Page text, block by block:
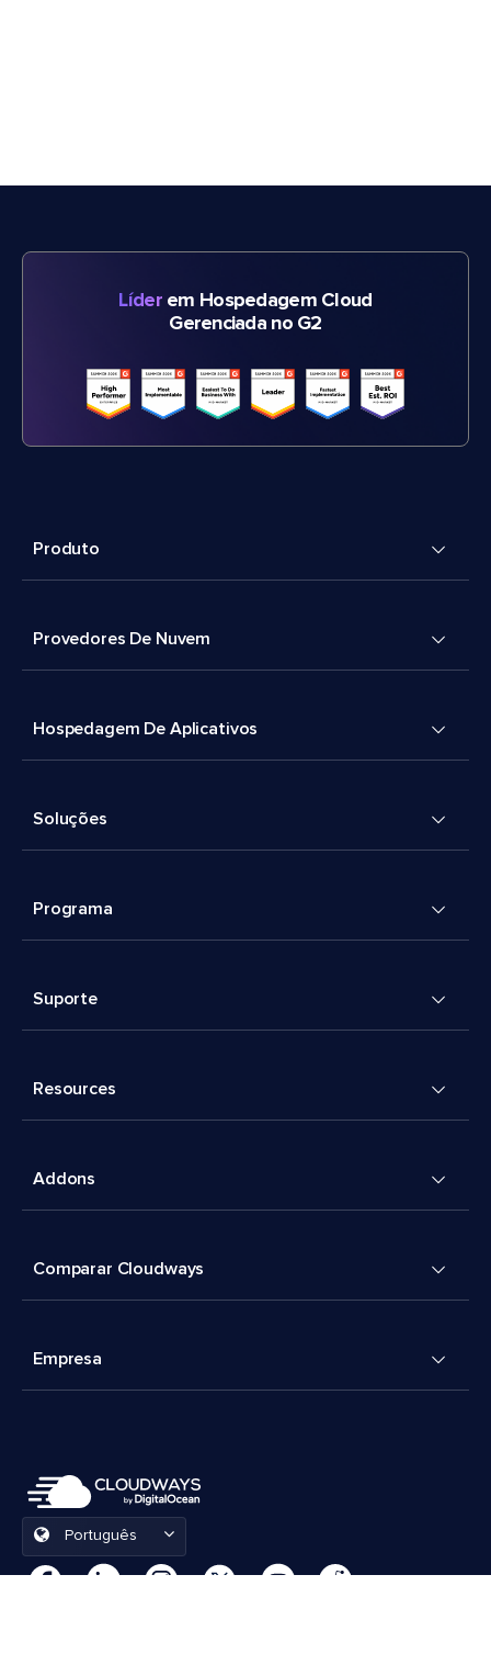
Líderem Hospedagem Cloud
Gerenciada no G2
Produto
Provedores De Nuvem
Hospedagem De Aplicativos
Soluções
Programa
Suporte
Resources
Addons
Comparar Cloudways
Empresa
Português